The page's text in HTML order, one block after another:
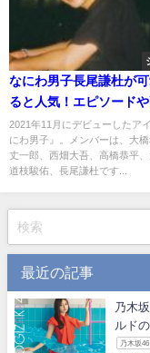
なにわ男子長尾謙杜が
ると人気！エピソード
まじえてお伝えします！
2021年11月にデビューしたア
にわ男子』。メンバーは、大
丈一郎、西畑大吾、高橋恭平、
道枝駿佑、長尾謙杜です...
最近の記事
乃木
ルド
乃木坂46